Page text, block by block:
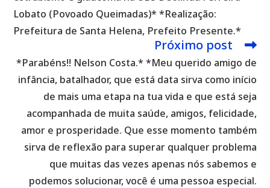
Lobato (Povoado Queimadas)* *Realização:
Prefeitura de Santa Helena, Prefeito Presente.*
Próximo post
*Parabéns!! Nelson Costa.* *Meu querido amigo de
infância, batalhador, que está data sirva como início
de mais uma etapa na tua vida e que está seja
acompanhada de muita saúde, amigos, felicidade,
amor e prosperidade. Que esse momento também
sirva de reflexão para superar qualquer problema
que muitas das vezes apenas nós sabemos e
podemos solucionar, você é uma pessoa especial.